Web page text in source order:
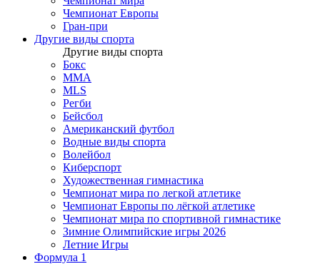
Чемпионат Европы
Гран-при
Другие виды спорта
Другие виды спорта
Бокс
MMA
MLS
Регби
Бейсбол
Американский футбол
Водные виды спорта
Волейбол
Киберспорт
Художественная гимнастика
Чемпионат мира по легкой атлетике
Чемпионат Европы по лёгкой атлетике
Чемпионат мира по спортивной гимнастике
Зимние Олимпийские игры 2026
Летние Игры
Формула 1